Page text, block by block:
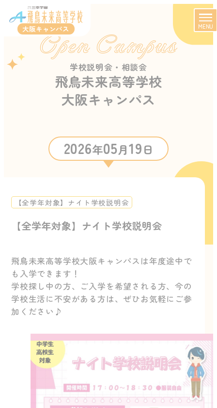
大阪キャンパス MENU
Open Campus
学校説明会・相談会
飛鳥未来高等学校
大阪キャンパス
2026年05月19日
【全学年対象】ナイト学校説明会
【全学年対象】ナイト学校説明会
飛鳥未来高等学校大阪キャンパスは年度途中で
も入学できます！
学校探し中の方、ご入学を希望される方、今の
学校生活に不安がある方は、ぜひお気軽にご参
加ください♪